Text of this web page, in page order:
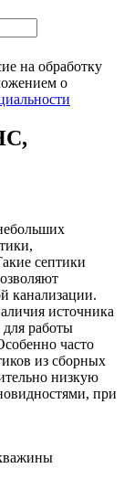
на обработку
о
септики
канализации.
источника
работы
часто
из сборных
низкую
при